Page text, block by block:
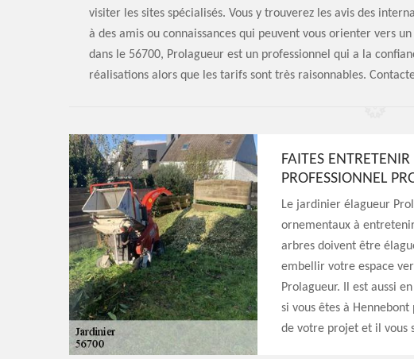
visiter les sites spécialisés. Vous y trouverez les avis des
à des amis ou connaissances qui peuvent vous orienter vers
dans le 56700, Prolagueur est un professionnel qui a la
réalisations alors que les tarifs sont très raisonnables.
FAITES
PROFESSIONNEL
Le jardinier élagueur
ornementaux à
arbres doivent être
embellir votre espace
Prolagueur. Il est aussi
si vous êtes à
de votre projet et il vous